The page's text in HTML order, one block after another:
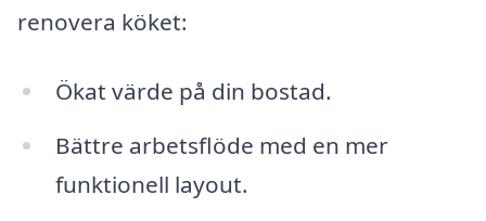
renovera köket:
Ökat värde på din bostad.
Bättre arbetsflöde med en mer
funktionell layout.